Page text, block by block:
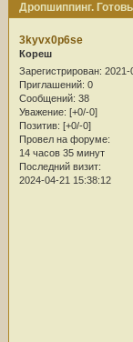
Дропшиппинг.
3kyvx0p6se
Кореш
Зарегистрирован: 2021-
Приглашений: 0
Сообщений: 38
Уважение: [+0/-0]
Позитив: [+0/-0]
Провел на форуме:
14 часов 35 минут
Последний визит:
2024-04-21 15:38:12